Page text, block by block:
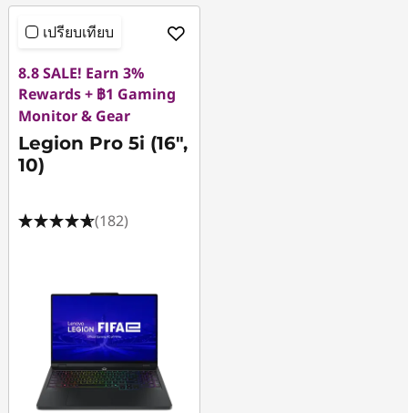
เปรียบเทียบ
8.8 SALE! Earn 3%
Rewards + ฿1 Gaming
Monitor & Gear
Legion Pro 5i (16",
10)
(182)